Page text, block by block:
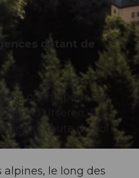
datant de
est connu pour son
de l’Urseren. Au-
route du col
le long des